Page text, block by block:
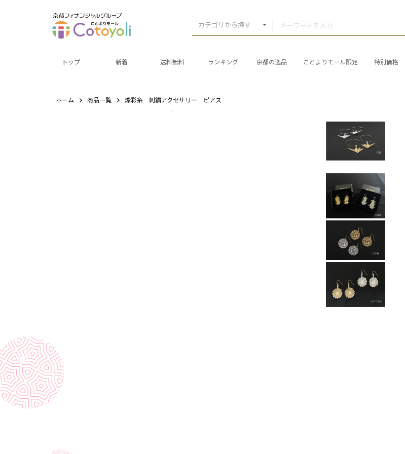
カテゴリから探す
トップ 新着 送料無料 ランキング 京都の逸品 ことよりモール限定 特別価格
ホーム 商品一覧 燦彩糸 刺繍アクセサリー ピアス